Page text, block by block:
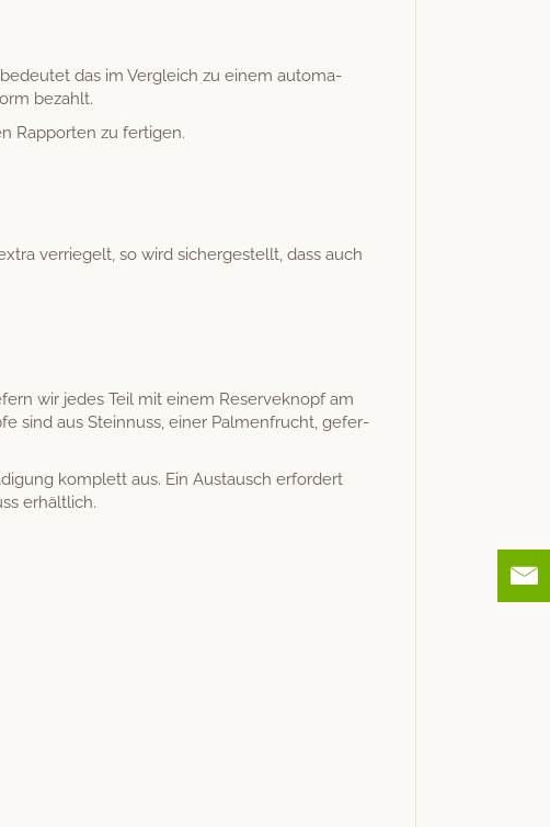
das im Ver­gle­ich zu einem automa­
bezahlt.
Rap­porten zu fertigen.
ver­riegelt, so wird sichergestellt, dass auch
wir jedes Teil mit einem Reserve­knopf am
sind aus Stein­nuss, ein­er Pal­men­frucht, gefer­
kom­plett aus. Ein Aus­tausch erfordert
erhältlich.